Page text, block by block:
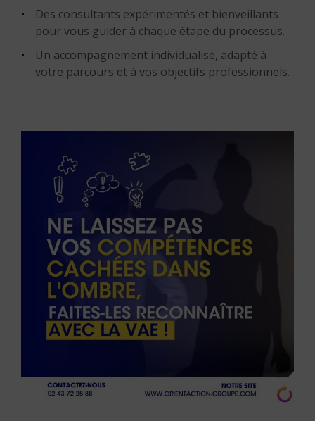
Des consultants expérimentés et bienveillants
pour vous guider à chaque étape du processus.
Un accompagnement individualisé, adapté à
votre parcours et à vos objectifs professionnels.